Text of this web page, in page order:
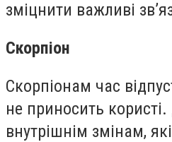
зміцнити важливі
Скорпіон
Скорпіонам час
не приносить
внутрішнім змінам,